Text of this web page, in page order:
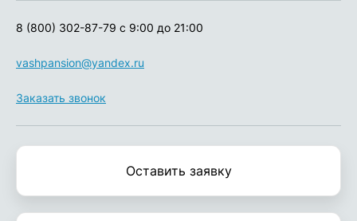
vashpansion@yandex.ru
8 (800) 302-87-79 с 9:00 до 21:00
Заказать звонок
Оставить заявку